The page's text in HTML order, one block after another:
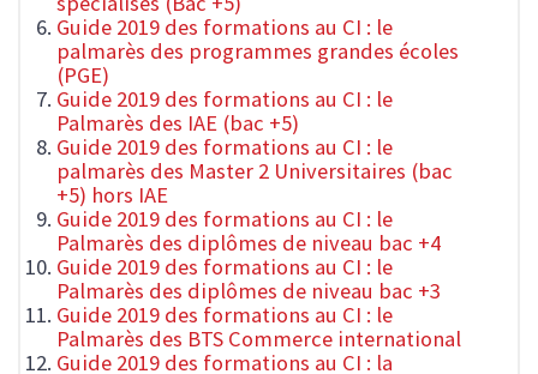
Guide 2019 des formations au CI : le
palmarès des programmes grandes écoles
(PGE)
Guide 2019 des formations au CI : le
Palmarès des IAE (bac +5)
Guide 2019 des formations au CI : le
palmarès des Master 2 Universitaires (bac
+5) hors IAE
Guide 2019 des formations au CI : le
Palmarès des diplômes de niveau bac +4
Guide 2019 des formations au CI : le
Palmarès des diplômes de niveau bac +3
Guide 2019 des formations au CI : le
Palmarès des BTS Commerce international
Guide 2019 des formations au CI : la